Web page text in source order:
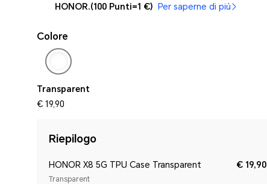
HONOR.(100 Punti=1 €) Per saperne di più
Colore
Transparent
€ 19,90
Riepilogo
HONOR X8 5G TPU Case Transparent
Transparent
€ 19,90